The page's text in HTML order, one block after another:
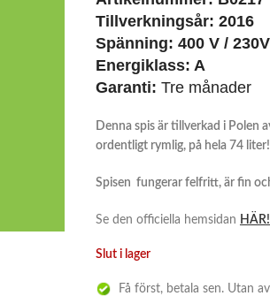
Tillverkningsår: 2016
Spänning: 400 V / 230V
Energiklass: A
Garanti: Tre månader
Denna spis är tillverkad i Polen
ordentligt rymlig, på hela 74 liter!
Spisen fungerar felfritt, är fin
Se den officiella hemsidan HÄR!
Slut i lager
Få först, betala sen. Utan